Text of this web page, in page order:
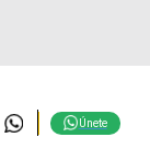
Únete